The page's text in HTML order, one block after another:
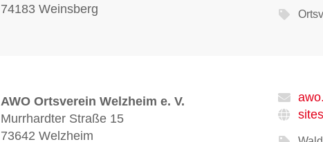
74183 Weinsberg
AWO Ortsverein Welzheim e. V.
Murrhardter Straße 15
73642 Welzheim